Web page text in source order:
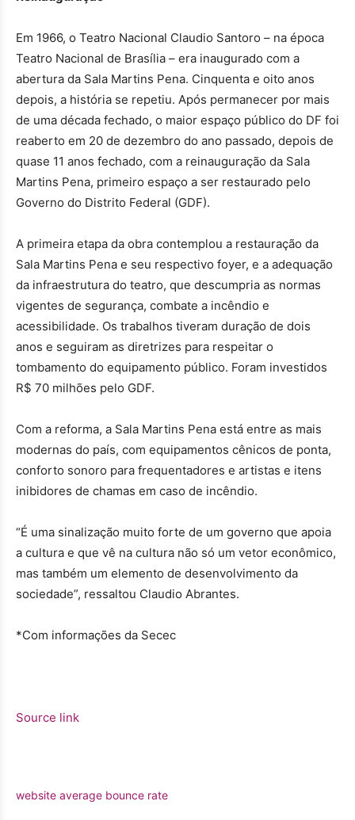
Em 1966, o Teatro Nacional Claudio Santoro – na época
Teatro Nacional de Brasília – era inaugurado com a
abertura da Sala Martins Pena. Cinquenta e oito anos
depois, a história se repetiu. Após permanecer por mais
de uma década fechado, o maior espaço público do DF foi
reaberto em 20 de dezembro do ano passado, depois de
quase 11 anos fechado, com a reinauguração da Sala
Martins Pena, primeiro espaço a ser restaurado pelo
Governo do Distrito Federal (GDF).
A primeira etapa da obra contemplou a restauração da
Sala Martins Pena e seu respectivo foyer, e a adequação
da infraestrutura do teatro, que descumpria as normas
vigentes de segurança, combate a incêndio e
acessibilidade. Os trabalhos tiveram duração de dois
anos e seguiram as diretrizes para respeitar o
tombamento do equipamento público. Foram investidos
R$ 70 milhões pelo GDF.
Com a reforma, a Sala Martins Pena está entre as mais
modernas do país, com equipamentos cênicos de ponta,
conforto sonoro para frequentadores e artistas e itens
inibidores de chamas em caso de incêndio.
“É uma sinalização muito forte de um governo que apoia
a cultura e que vê na cultura não só um vetor econômico,
mas também um elemento de desenvolvimento da
sociedade”, ressaltou Claudio Abrantes.
*Com informações da Secec
Source link
website average bounce rate